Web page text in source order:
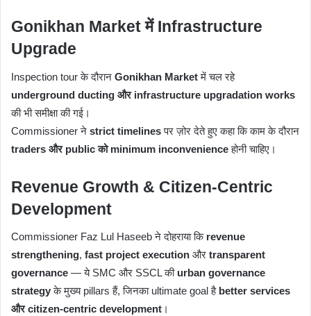
Gonikhan Market में Infrastructure
Upgrade
Inspection tour के दौरान Gonikhan Marketमें चल रहे
underground ducting और infrastructure upgradation works
की भी समीक्षा की गई।
Commissioner ने strict timelinesपर ज़ोर देते हुए कहा कि काम के दौरान
traders और public को minimum inconvenienceहोनी चाहिए।
Revenue Growth & Citizen-Centric
Development
Commissioner Faz Lul Haseeb ने दोहराया कि revenue
strengthening, fast project execution और transparent
governance — ये SMC और SSCL की urban governance
strategyके मुख्य pillars हैं, जिनका ultimate goal है better services
और citizen-centric development ।